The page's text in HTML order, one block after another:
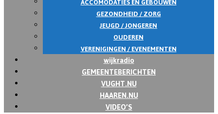
GEZONDHEID / ZORG
JEUGD / JONGEREN
OUDEREN
VERENIGINGEN / EVENEMENTEN
wijkradio
GEMEENTEBERICHTEN
VUGHT.NU
HAAREN.NU
VIDEO’S